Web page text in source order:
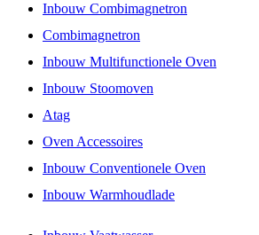
Inbouw Combimagnetron
Combimagnetron
Inbouw Multifunctionele Oven
Inbouw Stoomoven
Atag
Oven Accessoires
Inbouw Conventionele Oven
Inbouw Warmhoudlade